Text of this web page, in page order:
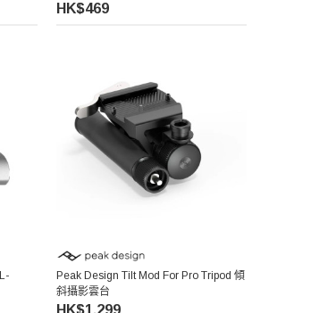
HK$469
Peak Design Tilt Mod For Pro Tripod 傾
斜攝影雲台
HK$1,299